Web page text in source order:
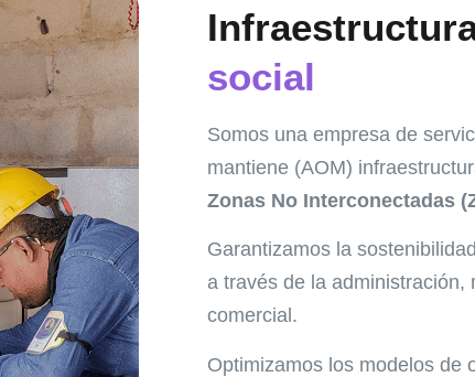
social
Somos una empresa de
mantiene (AOM)
Zonas No Interconectadas
Garantizamos la
a través de la administración,
comercial.
Optimizamos los modelos de